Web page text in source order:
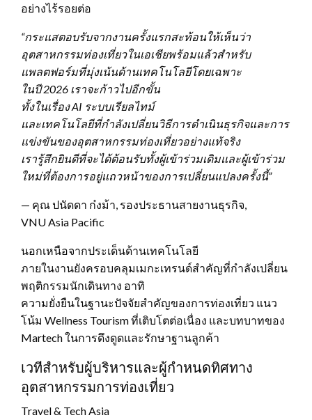
อย่างไร้รอยต่อ
“กระแสตอบรับจากงานครั้งแรกสะท้อนให้เห็นว่า
อุตสาหกรรมท่องเที่ยวในเอเชียพร้อมแล้วสำหรับ
แพลตฟอร์มที่มุ่งเน้นด้านเทคโนโลยีโดยเฉพาะ
ในปี2026 เราจะก้าวไปอีกขั้น
ทั้งในเรื่อง AI ระบบเรียลไทม์
และเทคโนโลยีที่กำลังเปลี่ยนวิธีการดำเนินธุรกิจและการ
แข่งขันของอุตสาหกรรมท่องเที่ยวอย่างแท้จริง
เรารู้สึกยินดีที่จะได้ต้อนรับทั้งผู้เข้าร่วมเดิมและผู้เข้าร่วม
ใหม่ที่ต้องการอยู่แถวหน้าของการเปลี่ยนแปลงครั้งนี้”
— คุณ ปนัดดา ก๋งม้า, รองประธานสายงานธุรกิจ,
VNU Asia Pacific
นอกเหนือจากประเด็นด้านเทคโนโลยี
ภายในงานยังครอบคลุมเมกะเทรนด์สำคัญที่กำลังเปลี่ยน
พฤติกรรมนักเดินทาง อาทิ
ความยั่งยืนในฐานะปัจจัยสำคัญของการท่องเที่ยว แนว
โน้ม Wellness Tourism ที่เติบโตต่อเนื่อง และบทบาทของ
Martech ในการดึงดูดและรักษาฐานลูกค้า
เวทีสำหรับผู้บริหารและผู้กำหนดทิศทาง
อุตสาหกรรมการท่องเที่ยว
Travel & Tech Asia